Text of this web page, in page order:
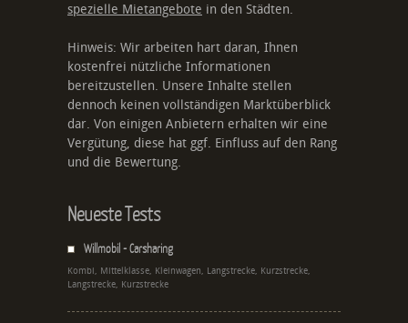
spezielle Mietangebote in den Städten.
Hinweis: Wir arbeiten hart daran, Ihnen
kostenfrei nützliche Informationen
bereitzustellen. Unsere Inhalte stellen
dennoch keinen vollständigen Marktüberblick
dar. Von einigen Anbietern erhalten wir eine
Vergütung, diese hat ggf. Einfluss auf den Rang
und die Bewertung.
Neueste Tests
Willmobil - Carsharing
Kombi, Mittelklasse, Kleinwagen, Langstrecke, Kurzstrecke,
Langstrecke, Kurzstrecke